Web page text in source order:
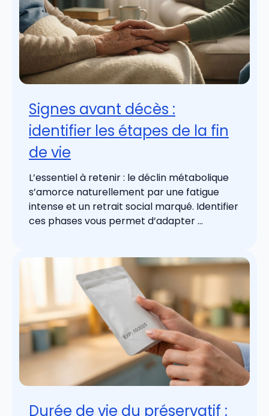
Signes avant décès :
identifier les étapes de la fin
de vie
L’essentiel à retenir : le déclin métabolique
s’amorce naturellement par une fatigue
intense et un retrait social marqué. Identifier
ces phases vous permet d’adapter ...
Durée de vie du préservatif :